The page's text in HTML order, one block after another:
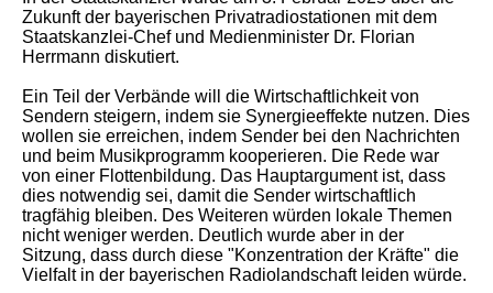
Zukunft der bayerischen Privatradiostationen mit dem
Staatskanzlei-Chef und Medienminister Dr. Florian
Herrmann diskutiert.
Ein Teil der Verbände will die Wirtschaftlichkeit von
Sendern steigern, indem sie Synergieeffekte nutzen. Dies
wollen sie erreichen, indem Sender bei den Nachrichten
und beim Musikprogramm kooperieren. Die Rede war
von einer Flottenbildung. Das Hauptargument ist, dass
dies notwendig sei, damit die Sender wirtschaftlich
tragfähig bleiben. Des Weiteren würden lokale Themen
nicht weniger werden. Deutlich wurde aber in der
Sitzung, dass durch diese "Konzentration der Kräfte" die
Vielfalt in der bayerischen Radiolandschaft leiden würde.